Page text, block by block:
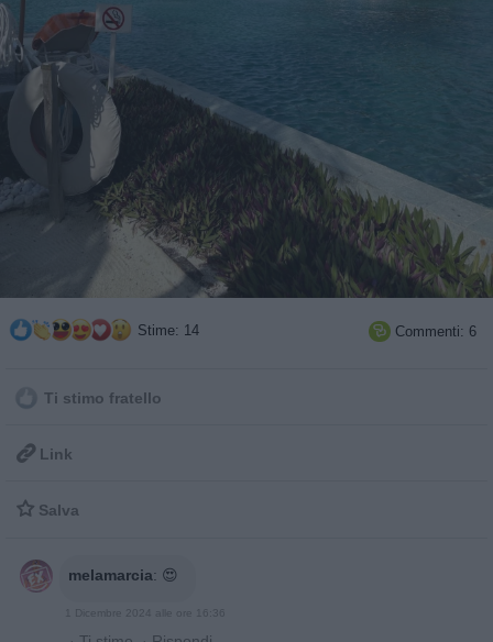
Stime: 14  Commenti: 6
Ti stimo fratello
 Link
 Salva
melamarcia: 😍
1 Dicembre 2024 alle ore 16:36